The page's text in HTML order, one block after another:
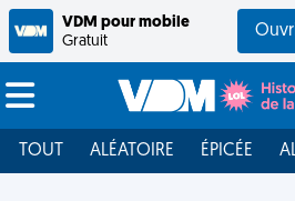
VDM pour mobile
Gratuit
TOUT ALÉATOIRE ÉPICÉE